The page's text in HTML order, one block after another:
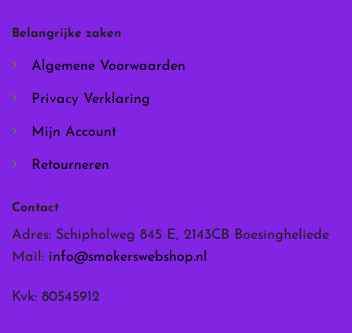
worden
op
de
productpagina
Belangrijke zaken
Algemene Voorwaarden
Privacy Verklaring
Mijn Account
Retourneren
Contact
Adres: Schipholweg 845 E, 2143CB Boesingheliede
Mail: info@smokerswebshop.nl
Kvk: 80545912